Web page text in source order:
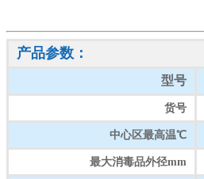
产品参数：
型号
货号
中心区最高温℃
最大消毒品外径mm